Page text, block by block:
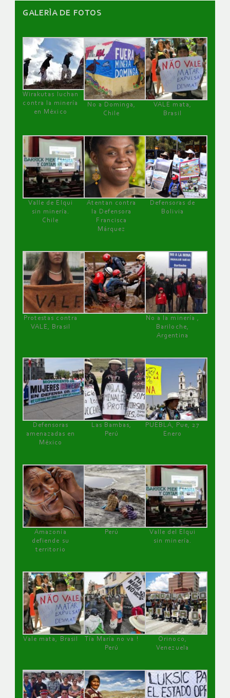
GALERÌA DE FOTOS
Wirakutas luchan
contra la minería
en México
No a Dominga,
Chile
VALE mata,
Brasil
Valle de Elqui
sin minería.
Chile
Atentan contra
la Defensora
Francisca
Márquez
Defensoras de
Bolivia
Protestas contra
VALE, Brasil
No a la minería ,
Bariloche,
Argentina
Defensoras
amenazadas en
México
Las Bambas,
Perú
PUEBLA, Pue, 27
Enero
Amazonía
defiende su
territorio
Perú
Valle del Elqui
sin minería.
Vale mata, Brasil
Tía María no va !
Perú
Orinoco,
Venezuela